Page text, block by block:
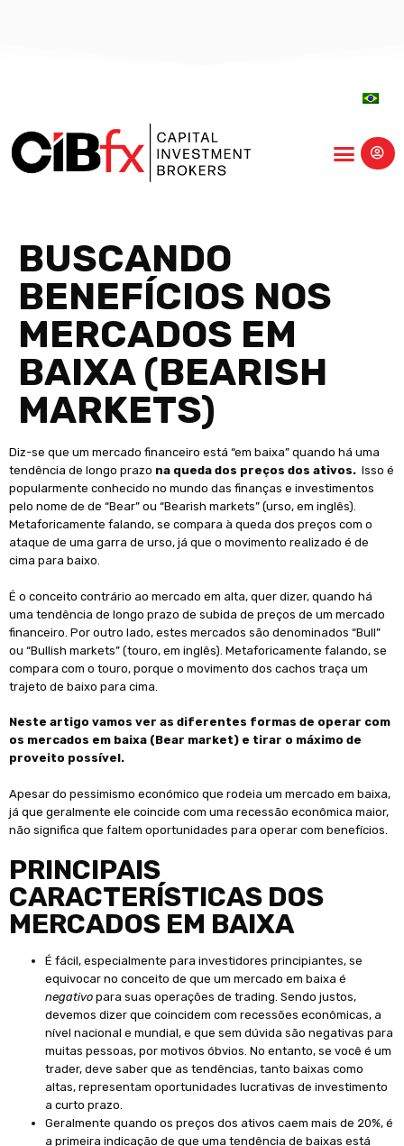
BUSCANDO
BENEFÍCIOS NOS
MERCADOS EM
BAIXA (BEARISH
MARKETS)
Diz-se que um mercado financeiro está “em baixa” quando há uma
tendência de longo prazo na queda dos preços dos ativos. Isso é
popularmente conhecido no mundo das finanças e investimentos
pelo nome de de “Bear” ou “Bearish markets” (urso, em inglês).
Metaforicamente falando, se compara à queda dos preços com o
ataque de uma garra de urso, já que o movimento realizado é de
cima para baixo.
É o conceito contrário ao mercado em alta, quer dizer, quando há
uma tendência de longo prazo de subida de preços de um mercado
financeiro. Por outro lado, estes mercados são denominados “Bull”
ou “Bullish markets” (touro, em inglês). Metaforicamente falando, se
compara com o touro, porque o movimento dos cachos traça um
trajeto de baixo para cima.
Neste artigo vamos ver as diferentes formas de operar com
os mercados em baixa (Bear market) e tirar o máximo de
proveito possível.
Apesar do pessimismo económico que rodeia um mercado em baixa,
já que geralmente ele coincide com uma recessão econômica maior,
não significa que faltem oportunidades para operar com benefícios.
PRINCIPAIS
CARACTERÍSTICAS DOS
MERCADOS EM BAIXA
É fácil, especialmente para investidores principiantes, se
equivocar no conceito de que um mercado em baixa é
negativo para suas operações de trading. Sendo justos,
devemos dizer que coincidem com recessões econômicas, a
nível nacional e mundial, e que sem dúvida são negativas para
muitas pessoas, por motivos óbvios. No entanto, se você é um
trader, deve saber que as tendências, tanto baixas como
altas, representam oportunidades lucrativas de investimento
a curto prazo.
Geralmente quando os preços dos ativos caem mais de 20%, é
a primeira indicação de que uma tendência de baixas está